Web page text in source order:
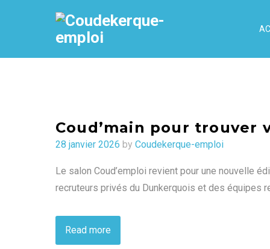
Coud’main pour
Posted
28 janvier 2026 by Coudekerque-emploi
Le salon Coud’emploi revient pour une nouvelle
recruteurs privés du Dunkerquois et des équipes
Read more